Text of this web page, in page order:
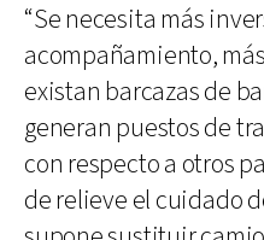
“Se necesita más
acompañamiento,
existan barcazas de
generan puestos de
con respecto a otros
de relieve el cuidado